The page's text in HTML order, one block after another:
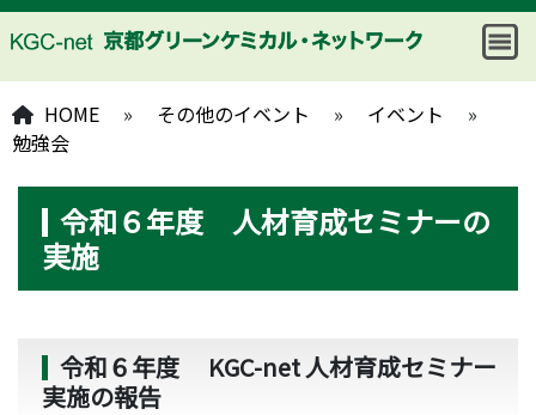
HOME » その他のイベント » イベント
»
勉強会
令和６年度 人材育成セミナーの
実施
令和６年度 KGC-net 人材育成セミナー
実施の報告